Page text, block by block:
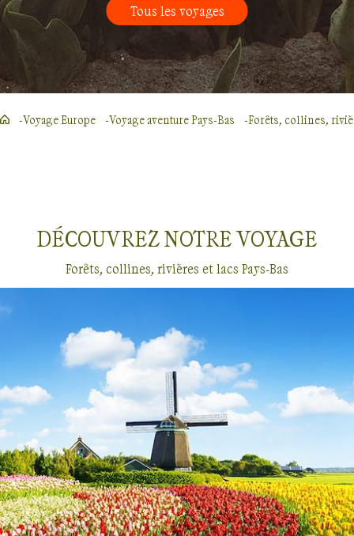
Voyages dans les forêts, collines, rivières et lacs
100% de satisfaction(11 avis)
Tous les voyages
Voyage Europe Voyage aventure Pays-Bas Forêts, collines,
DÉCOUVREZ NOTREVOYAGE
Forêts, collines, rivières et lacs Pays-Bas